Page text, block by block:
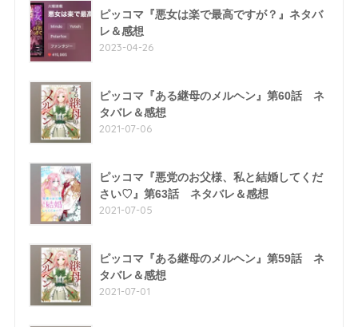
ピッコマ『悪女は楽で最高ですが？』ネタバ
レ＆感想
2023-04-26
ピッコマ『ある継母のメルヘン』第60話 ネ
タバレ＆感想
2021-07-06
ピッコマ『悪党のお父様、私と結婚してくだ
さい♡』第63話 ネタバレ＆感想
2021-07-05
ピッコマ『ある継母のメルヘン』第59話 ネ
タバレ＆感想
2021-07-01